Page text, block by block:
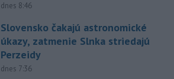
dnes 8:46
Slovensko čakajú astronomické
úkazy, zatmenie Slnka striedajú
Perzeidy
dnes 7:36